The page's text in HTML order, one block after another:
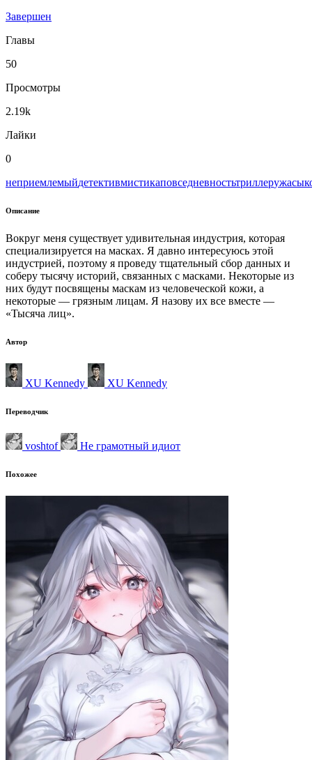
Завершен
Главы
50
Просмотры
2.19k
Лайки
0
неприемлемыйдетективмистикаповседневностьтриллеружасы
Описание
Вокруг меня существует удивительная индустрия, которая
специализируется на масках. Я давно интересуюсь этой
индустрией, поэтому я проведу тщательный сбор данных и
соберу тысячу историй, связанных с масками. Некоторые из
них будут посвящены маскам из человеческой кожи, а
некоторые — грязным лицам. Я назову их все вместе —
«Тысяча лиц».
Автор
XU Kennedy XU Kennedy
Переводчик
voshtof Не грамотный идиот
Похожее